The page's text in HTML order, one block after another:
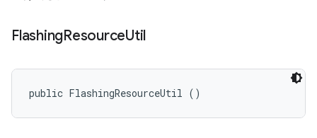
FlashingResourceUtil
public FlashingResourceUtil ()